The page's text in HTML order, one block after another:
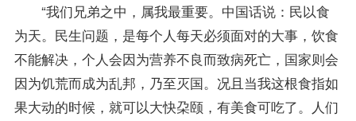
“我们兄弟之中，属我最重要。中国话说：民以食
为天。民生问题，是每个人每天必须面对的大事，饮食
不能解决，个人会因为营养不良而致病死亡，国家则会
因为饥荒而成为乱邦，乃至灭国。况且当我这根食指如
果大动的时候，就可以大快朶颐，有美食可吃了。人们